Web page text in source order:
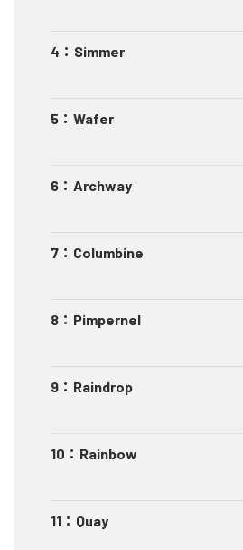
4 ： Simmer
5 ： Wafer
6 ： Archway
7 ： Columbine
8 ： Pimpernel
9 ： Raindrop
10 ： Rainbow
11 ： Quay